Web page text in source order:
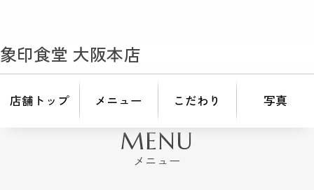
象印食堂 大阪本店
店舗トップ メニュー こだわり 写真
MENU
メニュー